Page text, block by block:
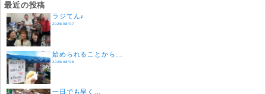
最近の投稿
ラジてん♪
2026/08/07
始められることから…
2026/08/06
一日でも早く…